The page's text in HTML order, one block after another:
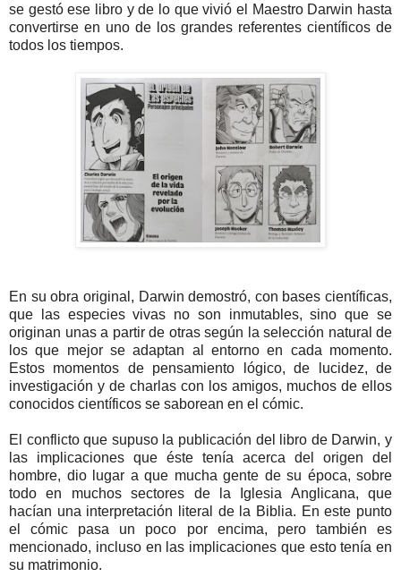
se gestó ese libro y de lo que vivió el Maestro Darwin hasta
convertirse en uno de los grandes referentes científicos de
todos los tiempos.
En su obra original, Darwin demostró, con bases científicas,
que las especies vivas no son inmutables, sino que se
originan unas a partir de otras según la selección natural de
los que mejor se adaptan al entorno en cada momento.
Estos momentos de pensamiento lógico, de lucidez, de
investigación y de charlas con los amigos, muchos de ellos
conocidos científicos se saborean en el cómic.
El conflicto que supuso la publicación del libro de Darwin, y
las implicaciones que éste tenía acerca del origen del
hombre, dio lugar a que mucha gente de su época, sobre
todo en muchos sectores de la Iglesia Anglicana, que
hacían una interpretación literal de la Biblia. En este punto
el cómic pasa un poco por encima, pero también es
mencionado, incluso en las implicaciones que esto tenía en
su matrimonio.